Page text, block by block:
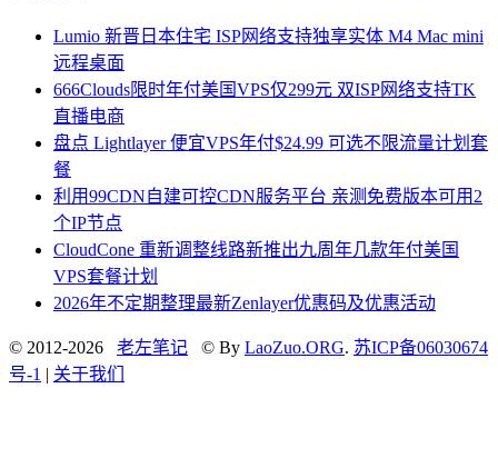
Lumio 新晋日本住宅 ISP网络支持独享实体 M4 Mac mini
远程桌面
666Clouds限时年付美国VPS仅299元 双ISP网络支持TK
直播电商
盘点 Lightlayer 便宜VPS年付$24.99 可选不限流量计划套
餐
利用99CDN自建可控CDN服务平台 亲测免费版本可用2
个IP节点
CloudCone 重新调整线路新推出九周年几款年付美国
VPS套餐计划
2026年不定期整理最新Zenlayer优惠码及优惠活动
© 2012-2026 老左笔记 © By LaoZuo.ORG. 苏ICP备06030674
号-1 | 关于我们